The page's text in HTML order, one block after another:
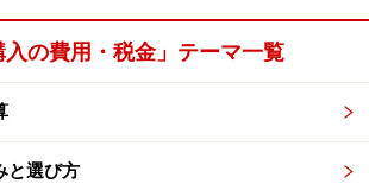
入の費用・税金」テーマ一覧
と選び方